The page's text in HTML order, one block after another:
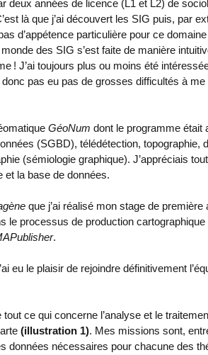
deux années de licence (L1 et L2) de
là que j’ai découvert les SIG puis, par
d’appétence particulière pour ce
des SIG s’est faite de manière
! J’ai toujours plus ou moins été
donc pas eu pas de grosses difficultés à
GéoNum dont le programme était
(SGBD), télédétection, topographie,
(sémiologie graphique). J’appréciais
et la base de données.
que j’ai réalisé mon stage de première
le processus de production cartographique
.
eu le plaisir de rejoindre définitivement
tout ce qui concerne l’analyse et le
(illustration 1). Mes missions sont,
données nécessaires pour chacune des